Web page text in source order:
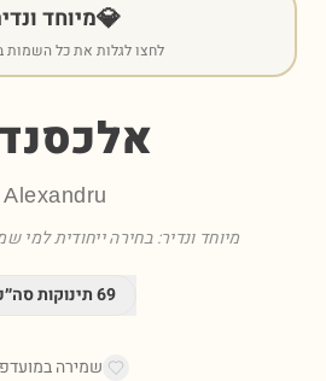
💎מיוחד
לחצו לגלות את כל השמות
Alexandru
מיוחד ונדיר: בחירה ייחודית
69תינוקות
שמירה